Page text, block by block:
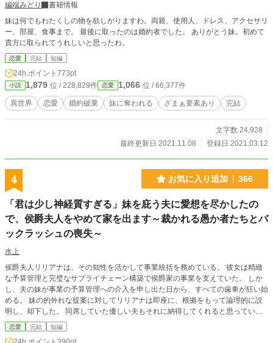
編端みどり
書籍情報
妹は何でもわたくしの物を欲しがりますわ。両親、使用人、ドレス、アクセサリ
ー、部屋、食事まで。 最後に取ったのは婚約者でした。 ありがとう妹。初めて
貴方に取られてうれしいと思ったわ。
恋愛 完結 短編
24h.ポイント 773pt
小説 1,879 位 / 228,829件 恋愛 1,066 位 / 66,377件
異世界 恋愛 婚約破棄 妹に奪われる ざまぁ要素あり 完結
文字数 24,928
最終更新日 2021.11.08
登録日 2021.03.12
4 お気に入り追加 366
「君は少し神経質すぎる」妹を庇う夫に愛想を尽かしたの
で、侯爵夫人をやめて家を出ます～裁かれる愚か者たちとバ
ックラッシュの喪失～
水上
侯爵夫人リリアナは、その知性を活かして事業統括を務めている。 彼女は精緻
な予算管理と完璧なサプライチェーン構築で侯爵家の事業を支えていた。 しか
し、夫の妹が事業の予算管理への介入を申し出た日から、すべての歯車が狂い始
める。 妹の的外れな提案に対してリリアナは即座に、根拠をもって論理的に説
明し、却下した。 同席していた優しい夫もそれに納得してくれると思ってい
た。 しかし、あろうことか夫は妹を庇い、リリアナの言葉を優しい口調のま
ま、完全に否定した。 そこからすれ違いが始まり、やがて離縁を決意する、と
恋愛 完結 短編